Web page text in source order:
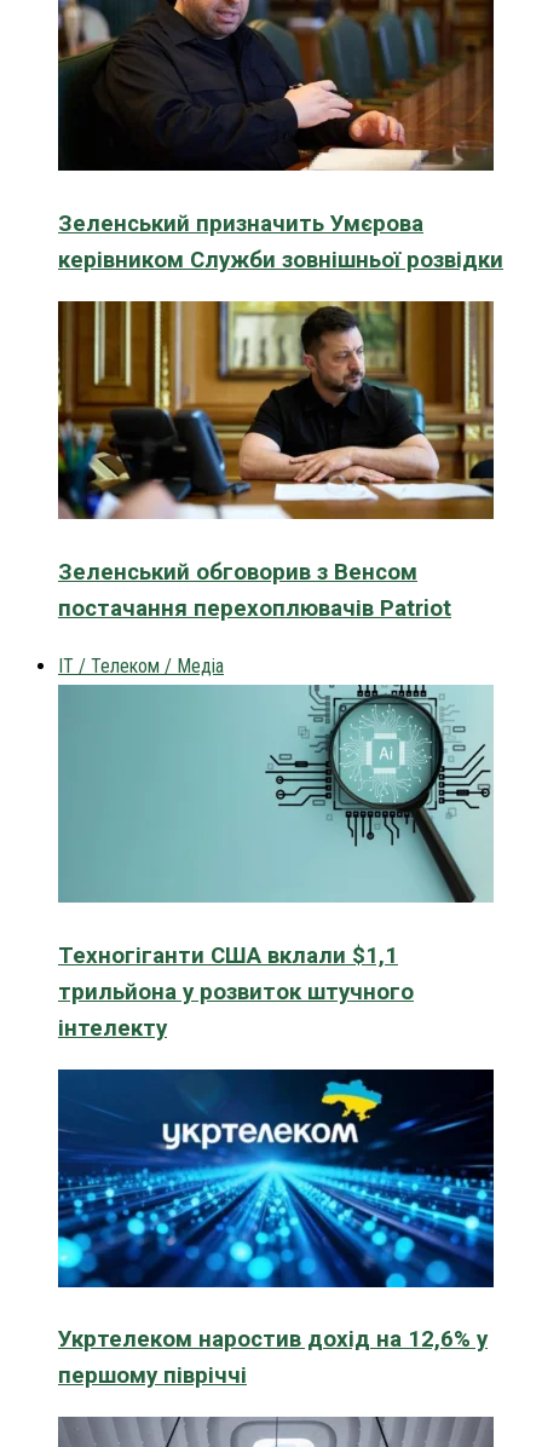
Зеленський призначить Умєрова
керівником Служби зовнішньої розвідки
Зеленський обговорив з Венсом
постачання перехоплювачів Patriot
IT / Телеком / Медіа
Техногіганти США вклали $1,1
трильйона у розвиток штучного
інтелекту
Укртелеком наростив дохід на 12,6% у
першому півріччі